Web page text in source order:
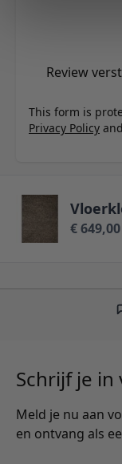
Review
This form is
Privacy Policy and
€ 649,00
Schrijf je
Meld je nu aan
en ontvang als